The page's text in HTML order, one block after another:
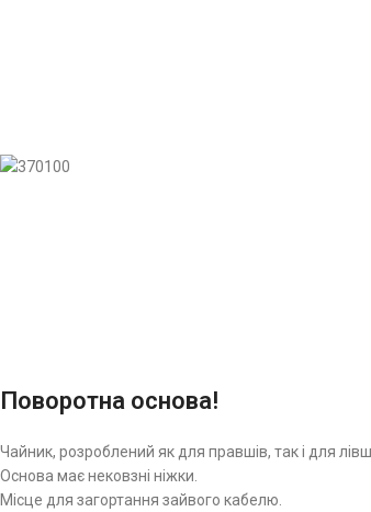
Поворотна основа!
Чайник, розроблений як для правшів, так і для
Основа має нековзні ніжки.
Місце для загортання зайвого кабелю.